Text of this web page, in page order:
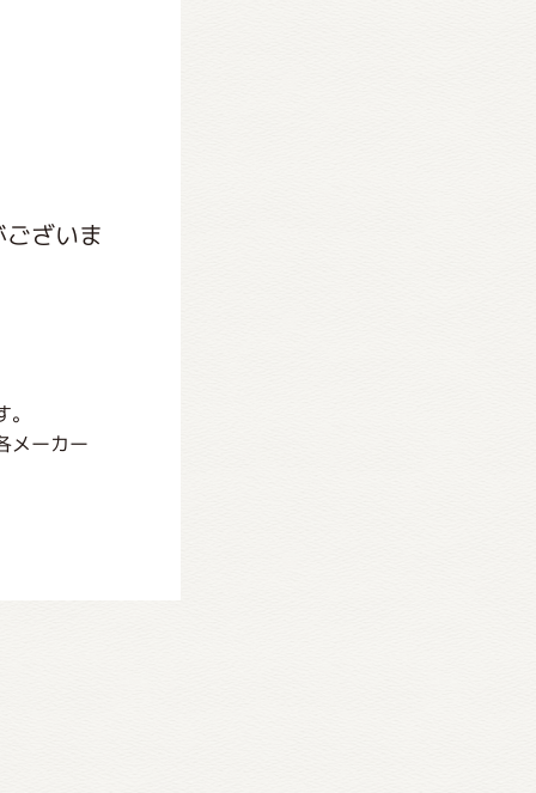
ざいま
メーカー